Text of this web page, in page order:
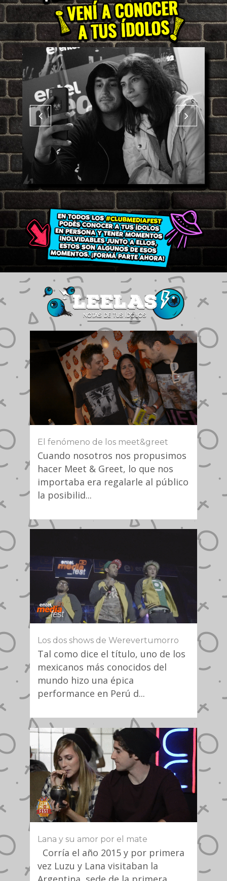
El fenómeno de los meet&greet
Cuando nosotros nos propusimos
hacer Meet & Greet, lo que nos
importaba era regalarle al público
la posibilid...
Los dos shows de Werevertumorro
Tal como dice el título, uno de los
mexicanos más conocidos del
mundo hizo una épica
performance en Perú d...
Lana y su amor por el mate
Corría el año 2015 y por primera
vez Luzu y Lana visitaban la